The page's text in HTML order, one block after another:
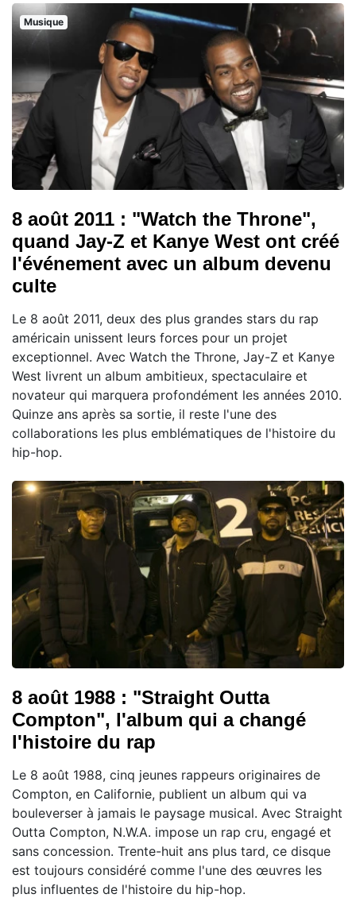
Musique
8 août 2011 : "Watch the Throne",
quand Jay-Z et Kanye West ont créé
l'événement avec un album devenu
culte
Le 8 août 2011, deux des plus grandes stars du rap
américain unissent leurs forces pour un projet
exceptionnel. Avec Watch the Throne, Jay-Z et Kanye
West livrent un album ambitieux, spectaculaire et
novateur qui marquera profondément les années 2010.
Quinze ans après sa sortie, il reste l'une des
collaborations les plus emblématiques de l'histoire du
hip-hop.
8 août 1988 : "Straight Outta
Compton", l'album qui a changé
l'histoire du rap
Le 8 août 1988, cinq jeunes rappeurs originaires de
Compton, en Californie, publient un album qui va
bouleverser à jamais le paysage musical. Avec Straight
Outta Compton, N.W.A. impose un rap cru, engagé et
sans concession. Trente-huit ans plus tard, ce disque
est toujours considéré comme l'une des œuvres les
plus influentes de l'histoire du hip-hop.